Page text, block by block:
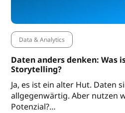
Data & Analytics
Daten anders denken: Was
Storytelling?
Ja, es ist ein alter Hut. Daten
allgegenwärtig. Aber nutzen
Potenzial?…